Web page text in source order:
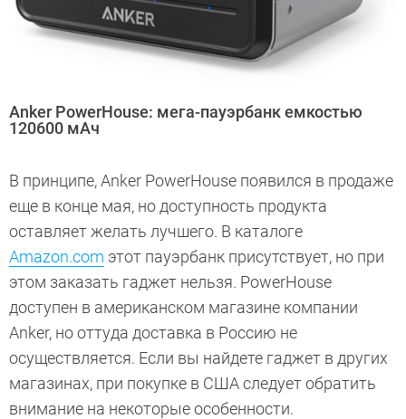
Anker PowerHouse: мега-пауэрбанк емкостью
120600 мАч
В принципе, Anker PowerHouse появился в продаже
еще в конце мая, но доступность продукта
оставляет желать лучшего. В каталоге
Amazon.com этот пауэрбанк присутствует, но при
этом заказать гаджет нельзя. PowerHouse
доступен в американском магазине компании
Anker, но оттуда доставка в Россию не
осуществляется. Если вы найдете гаджет в других
магазинах, при покупке в США следует обратить
внимание на некоторые особенности.